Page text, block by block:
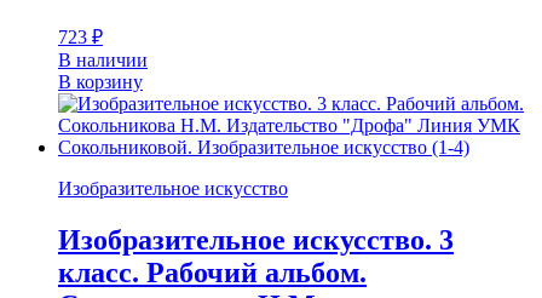
723 ₽
В наличии
В корзину
Изобразительное искусство
Изобразительное искусство. 3
класс. Рабочий альбом.